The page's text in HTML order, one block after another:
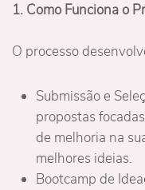
1. Como Funciona o
O processo
Submissão e
propostas
de melhoria na
melhores ideias.
Bootcamp de